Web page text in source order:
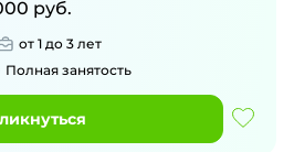
руб.
от 1 до 3 лет
Полная занятость